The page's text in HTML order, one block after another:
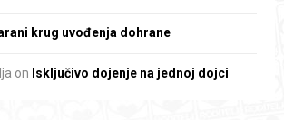
krug uvođenja dohrane
on Isključivo dojenje na jednoj dojci